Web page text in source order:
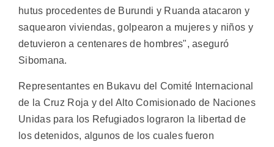
hutus procedentes de Burundi y Ruanda atacaron y
saquearon viviendas, golpearon a mujeres y niños y
detuvieron a centenares de hombres", aseguró
Sibomana.
Representantes en Bukavu del Comité Internacional
de la Cruz Roja y del Alto Comisionado de Naciones
Unidas para los Refugiados lograron la libertad de
los detenidos, algunos de los cuales fueron